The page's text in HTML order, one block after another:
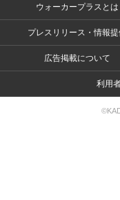
ウォーカープラスとは
プレスリリース・情報
広告掲載について
利用